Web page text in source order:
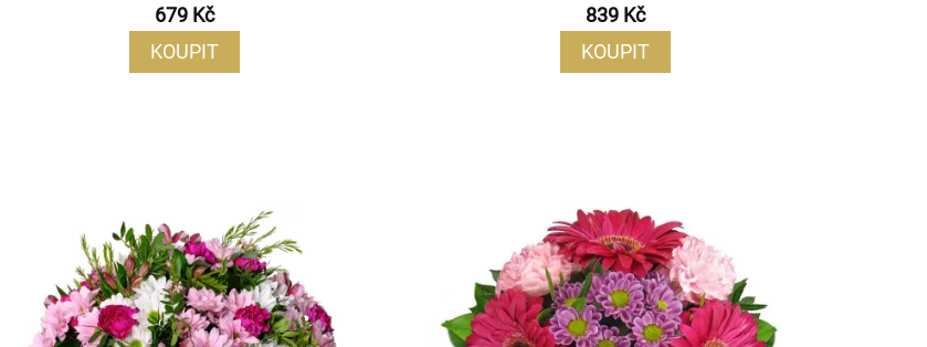
679 Kč
KOUPIT
839 Kč
KOUPIT